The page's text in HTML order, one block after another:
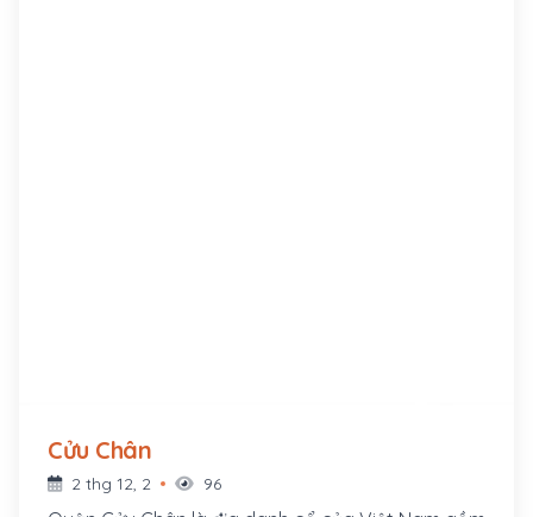
Cửu Chân
2 thg 12, 2 96